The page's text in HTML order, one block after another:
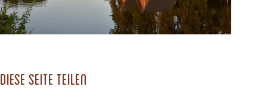
Diese Seite teilen